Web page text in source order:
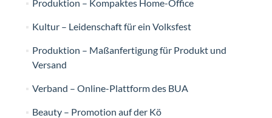
Produktion – Kompaktes Home-Office
Kultur – Leidenschaft für ein Volksfest
Produktion – Maßanfertigung für Produkt und
Versand
Verband – Online-Plattform des BUA
Beauty – Promotion auf der Kö